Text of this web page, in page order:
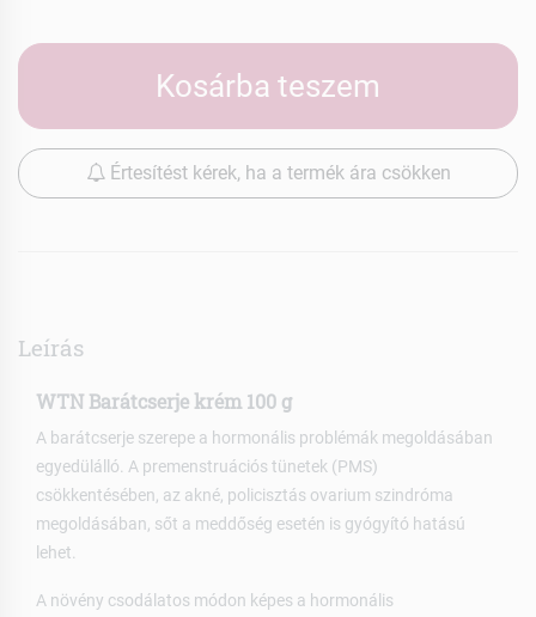
Kosárba teszem
Értesítést kérek, ha a termék ára csökken
Leírás
WTN Barátcserje krém 100 g
A barátcserje szerepe a hormonális problémák megoldásában
egyedülálló. A premenstruációs tünetek (PMS)
csökkentésében, az akné, policisztás ovarium szindróma
megoldásában, sőt a meddőség esetén is gyógyító hatású
lehet.
A növény csodálatos módon képes a hormonális